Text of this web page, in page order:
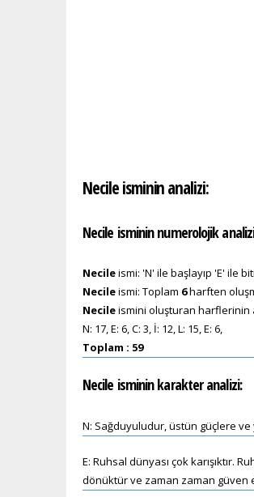
Necile isminin analizi:
Necile isminin numerolojik
Necileismi: 'N' ile başlayıp 'E' ile
Necileismi: Toplam 6harften
Necileismini oluşturan harflerinin
N: 17, E: 6, C: 3, İ: 12, L: 15, E: 6,
Toplam : 59
Necile isminin karakter analizi:
N: Sağduyuludur, üstün güçlere
E: Ruhsal dünyası çok karışıktır.
dönüktür ve zaman zaman güven